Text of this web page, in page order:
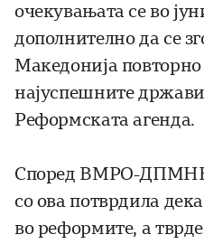
очекувањата се во
дополнително да се
Македонија
најуспешните
Реформската агенда.
Според ВМРО-ДПМНЕ,
со ова потврдила
во реформите, а